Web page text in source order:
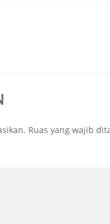
Ruas yang wajib